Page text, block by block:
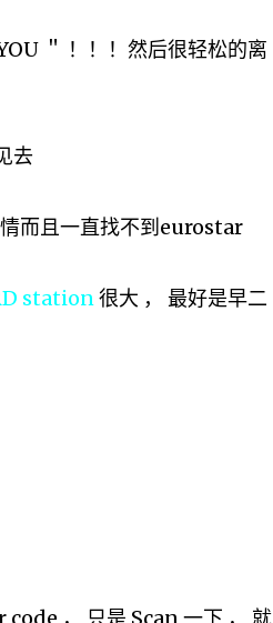
＂ ！！！然后很轻松的离
去
而且一直找不到eurostar
station很大 ， 最好是早二